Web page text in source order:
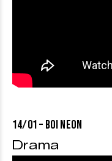
14/01 – BOI NEON
Drama